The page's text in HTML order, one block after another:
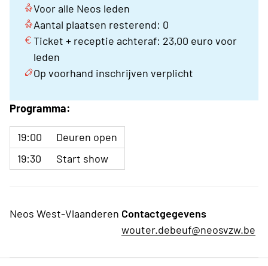
Voor alle Neos leden
Aantal plaatsen resterend: 0
Ticket + receptie achteraf: 23,00 euro voor
leden
Op voorhand inschrijven verplicht
Programma:
19:00
Deuren open
19:30
Start show
Neos West-Vlaanderen Contactgegevens
wouter.debeuf@neosvzw.be